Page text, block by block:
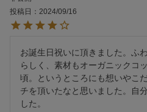
投稿日
2024/09/16
お誕生日祝いに頂きました。ふ
らしく、素材もオーガニックコ
頃。というところにも想いやこ
チを頂いたなと思いました。自
した。